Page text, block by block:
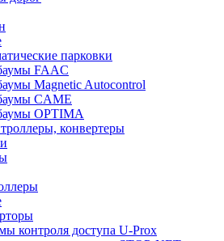
парковки
FAAC
Magnetic Autocontrol
CAME
OPTIMA
конвертеры
контроля доступа U-Prox